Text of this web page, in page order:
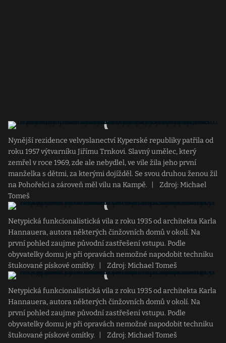
Nynější rezidence velvyslanectví Kyperské republiky patřila od
roku 1957 výtvarníku Jiřímu Trnkovi. Slavný umělec, který
zemřel v roce 1969, zde ale nebydlel, ve vile žila jeho první
manželka s dětmi, za kterými dojížděl. Se svou druhou ženou žil
na Pohořelci a zároveň měl vilu na Kampě.
Zdroj: Michael
Tomeš
Netypická funkcionalistická vila z roku 1935 od architekta Karla
Hannauera, autora některých činžovních domů v okolí. Na
první pohled zaujme původní zastřešení vstupu. Podle
obyvatelky domu je při opravách nemožné napodobit techniku
štukované pískové omítky.
Zdroj: Michael Tomeš
Netypická funkcionalistická vila z roku 1935 od architekta Karla
Hannauera, autora některých činžovních domů v okolí. Na
první pohled zaujme původní zastřešení vstupu. Podle
obyvatelky domu je při opravách nemožné napodobit techniku
štukované pískové omítky.
Zdroj: Michael Tomeš